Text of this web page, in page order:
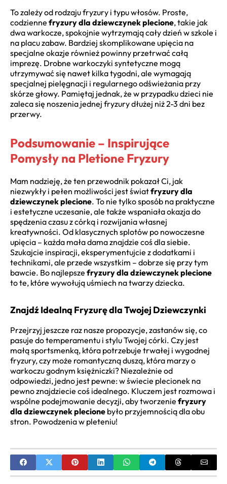
To zależy od rodzaju fryzury i typu włosów. Proste,
codzienne fryzury dla dziewczynek plecione, takie jak
dwa warkocze, spokojnie wytrzymają cały dzień w szkole i
na placu zabaw. Bardziej skomplikowane upięcia na
specjalne okazje również powinny przetrwać całą
imprezę. Drobne warkoczyki syntetyczne mogą
utrzymywać się nawet kilka tygodni, ale wymagają
specjalnej pielęgnacji i regularnego odświeżania przy
skórze głowy. Pamiętaj jednak, że w przypadku dzieci nie
zaleca się noszenia jednej fryzury dłużej niż 2-3 dni bez
przerwy.
Podsumowanie – Inspirujące
Pomysły na Pletione Fryzury
Mam nadzieję, że ten przewodnik pokazał Ci, jak
niezwykły i pełen możliwości jest światfryzury dla
dziewczynek plecione. To nie tylko sposób na praktyczne
i estetyczne uczesanie, ale także wspaniała okazja do
spędzenia czasu z córką i rozwijania własnej
kreatywności. Od klasycznych splotów po nowoczesne
upięcia – każda mała dama znajdzie coś dla siebie.
Szukajcie inspiracji, eksperymentujcie z dodatkami i
technikami, ale przede wszystkim – dobrze się przy tym
bawcie. Bo najlepsze fryzury dla dziewczynek plecione
to te, które wywołują uśmiech na twarzy dziecka.
Znajdź Idealną Fryzurę dla Twojej Dziewczynki
Przejrzyj jeszcze raz nasze propozycje, zastanów się, co
pasuje do temperamentu i stylu Twojej córki. Czy jest
małą sportsmenką, która potrzebuje trwałej i wygodnej
fryzury, czy może romantyczną duszą, która marzy o
warkoczu godnym księżniczki? Niezależnie od
odpowiedzi, jedno jest pewne: w świecie plecionek na
pewno znajdziecie coś idealnego. Kluczem jest rozmowa i
wspólne podejmowanie decyzji, aby tworzenie fryzury
dla dziewczynek plecione było przyjemnością dla obu
stron. Powodzenia w pleteniu!